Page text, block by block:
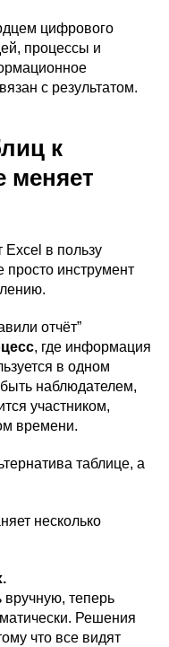
цифрового
процессы и
с результатом.
к
меняет
Excel в пользу
инструмент
отчёт”
, где информация
в одном
наблюдателем,
участником,
времени.
таблице, а
несколько
вручную, теперь
Решения
что все видят